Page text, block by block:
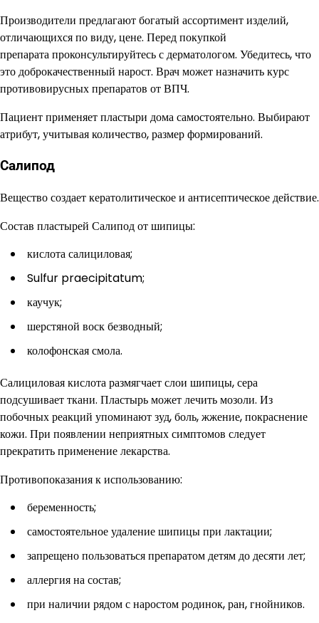
Производители предлагают богатый ассортимент изделий,
отличающихся по виду, цене. Перед покупкой
препарата проконсультируйтесь с дерматологом. Убедитесь, что
это доброкачественный нарост. Врач может назначить курс
противовирусных препаратов от ВПЧ.
Пациент применяет пластыри дома самостоятельно. Выбирают
атрибут, учитывая количество, размер формирований.
Салипод
Вещество создает кератолитическое и антисептическое действие.
Состав пластырей Салипод от шипицы:
кислота салициловая;
Sulfur praecipitatum;
каучук;
шерстяной воск безводный;
колофонская смола.
Салициловая кислота размягчает слои шипицы, сера
подсушивает ткани. Пластырь может лечить мозоли. Из
побочных реакций упоминают зуд, боль, жжение, покраснение
кожи. При появлении неприятных симптомов следует
прекратить применение лекарства.
Противопоказания к использованию:
беременность;
самостоятельное удаление шипицы при лактации;
запрещено пользоваться препаратом детям до десяти лет;
аллергия на состав;
при наличии рядом с наростом родинок, ран, гнойников.